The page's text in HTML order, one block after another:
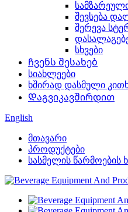
შევსება
შერევა
სხვები
Ჩვენს შესახებ
სიახლეები
ხშირად დასმული
Დაგვიკავშირდით
English
მთავარი
პროდუქტები
სასმელის წარმოების